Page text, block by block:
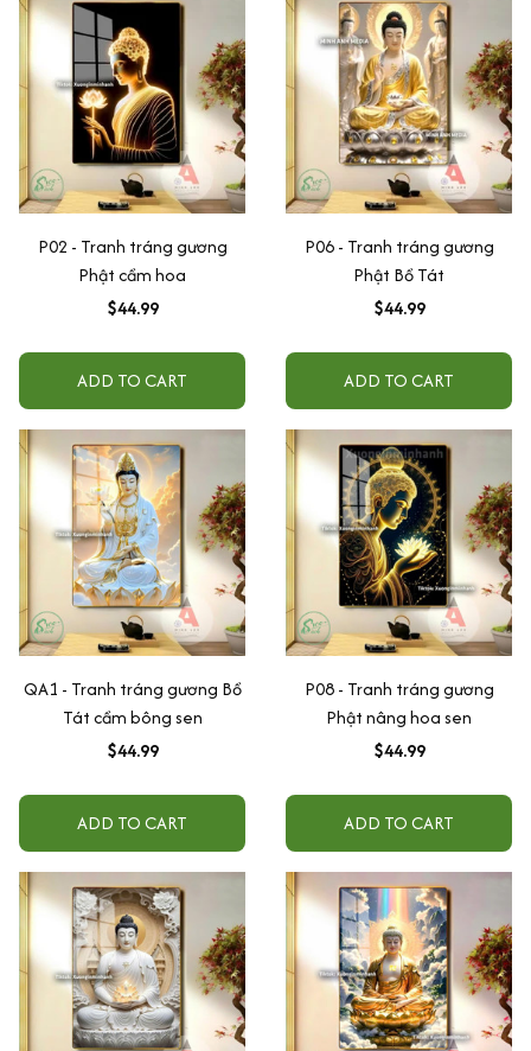
P02 - Tranh tráng gương
Phật cầm hoa
$44.99
ADD TO CART
P06 - Tranh tráng gương
Phật Bồ Tát
$44.99
ADD TO CART
QA1 - Tranh tráng gương Bồ
Tát cầm bông sen
$44.99
ADD TO CART
P08 - Tranh tráng gương
Phật nâng hoa sen
$44.99
ADD TO CART